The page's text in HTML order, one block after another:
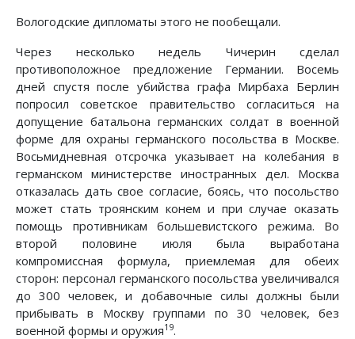
Вологодские дипломаты этого не пообещали.
Через несколько недель Чичерин сделал
противоположное предложение Германии. Восемь
дней спустя после убийства графа Мирбаха Берлин
попросил советское правительство согласиться на
допущение батальона германских солдат в военной
форме для охраны германского посольства в Москве.
Восьмидневная отсрочка указывает на колебания в
германском министерстве иностранных дел. Москва
отказалась дать свое согласие, боясь, что посольство
может стать троянским конем и при случае оказать
помощь противникам большевистского режима. Во
второй половине июля была выработана
компромиссная формула, приемлемая для обеих
сторон: персонал германского посольства увеличивался
до 300 человек, и добавочные силы должны были
прибывать в Москву группами по 30 человек, без
военной формы и оружия19.